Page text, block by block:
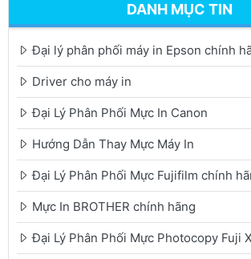
DANH MỤC TIN
Đại lý phân phối máy in Epson chính
Driver cho máy in
Đại Lý Phân Phối Mực In Canon
Hướng Dẫn Thay Mực Máy In
Đại Lý Phân Phối Mực Fujifilm chính
Mực In BROTHER chính hãng
Đại Lý Phân Phối Mực Photocopy Fuji